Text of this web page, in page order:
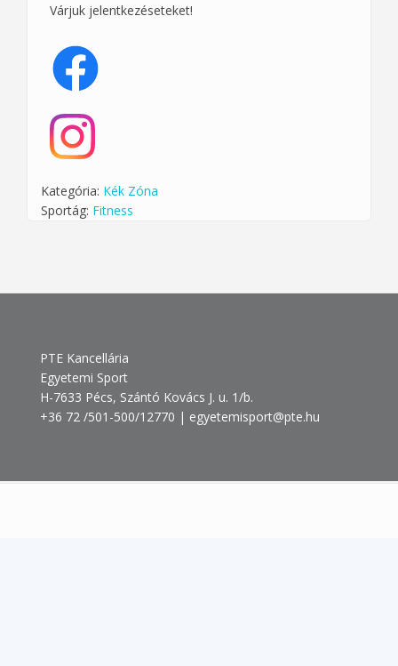
Várjuk jelentkezéseteket!
Kategória: Kék Zóna
Sportág: Fitness
PTE Kancellária
Egyetemi Sport
H-7633 Pécs, Szántó Kovács J. u. 1/b.
+36 72 /501-500/12770 | egyetemisport@pte.hu